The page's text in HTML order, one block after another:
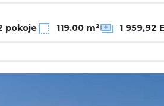
pokoje 119.00 m² 1 959,92